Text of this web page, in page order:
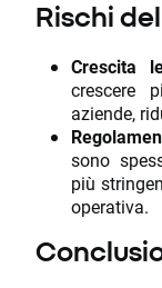
Rischi
Crescita
crescere
aziende,
sono
più
operativa.